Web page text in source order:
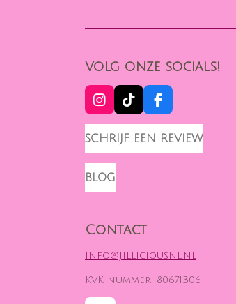
Volg onze socials!
I
N
S
T
G
R
T
I
K
F
A
C
E
SCHRIJF EEN REVIEW
BLOG
Contact
Info@jilliciousnl.nl
KVK nummer: 80671306